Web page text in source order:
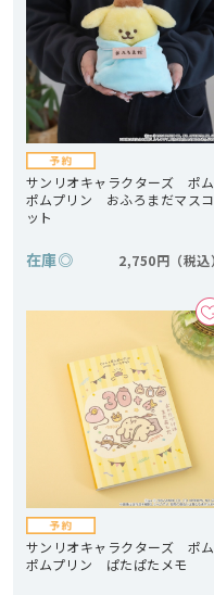
サンリオキャラクターズ ポム
ポムプリン おふろまだマスコ
ット
在庫◎ 2,750円
サンリオキャラクターズ ポム
ポムプリン ぱたぱたメモ